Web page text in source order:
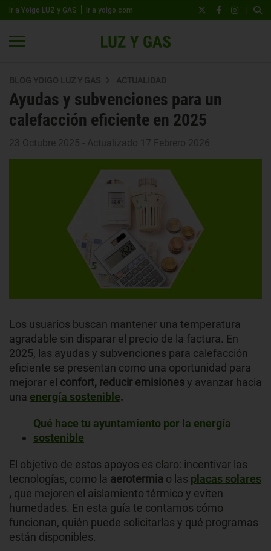
Ir a Yoigo LUZ y GAS Ir a yoigo.com |
BLOG YOIGO LUZ Y GAS ACTUALIDAD
Ayudas y subvenciones para un
calefacción eficiente en 2025
23 Octubre 2025 - Actualizado 17 Febrero 2026
Los usuarios buscan mantener una temperatura
agradable sin disparar el precio de la factura. En
2025, las ayudas y subvenciones para calefacción
eficiente se presentan como una oportunidad para
mejorar el confort, reducir emisionesy avanzar hacia
una energía sostenible.
Qué hace tu ayuntamiento por la energía
sostenible
El objetivo de estos apoyos es claro: incentivar las
tecnologías, como la aerotermia o las placas solares
, que mejoren el aislamiento térmico y eviten
humedades. En esta guía te contamos cómo
funcionan, quién puede solicitarlas y qué programas
están disponibles.